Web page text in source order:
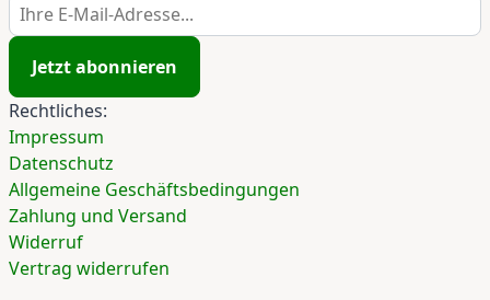
Jetzt abonnieren
Rechtliches:
Impressum
Datenschutz
Allgemeine Geschäftsbedingungen
Zahlung und Versand
Widerruf
Vertrag widerrufen